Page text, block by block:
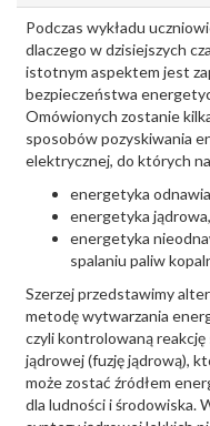
Podczas wykładu
dlaczego w dzisiejszych
istotnym aspektem jest
bezpieczeństwa
Omówionych zostanie
sposobów pozyskiwania
elektrycznej, do których
energetyka
energetyka jądrowa,
energetyka
spalaniu paliw
Szerzej przedstawimy
metodę wytwarzania
czyli kontrolowaną
jądrowej (fuzję jądrową),
może zostać źródłem
dla ludności i środowiska.